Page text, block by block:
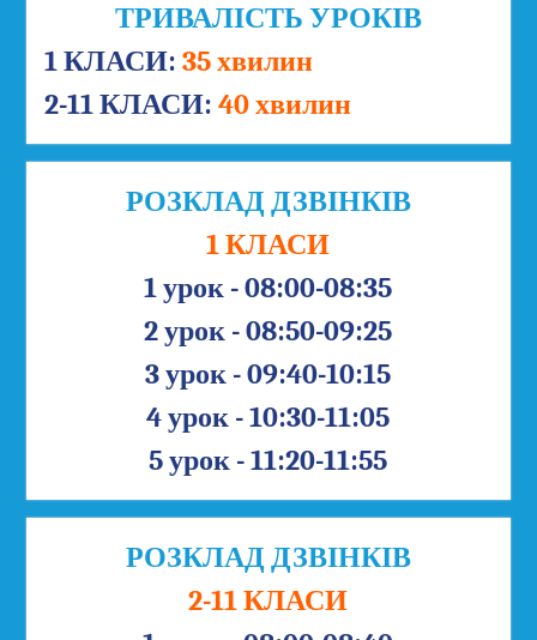
ТРИВАЛІСТЬ УРОКІВ
1 КЛАСИ: 35 хвилин
2-11 КЛАСИ: 40 хвилин
РОЗКЛАД ДЗВІНКІВ
1 КЛАСИ
1 урок - 08:00-08:35
2 урок - 08:50-09:25
3 урок - 09:40-10:15
4 урок - 10:30-11:05
5 урок - 11:20-11:55
РОЗКЛАД ДЗВІНКІВ
2-11 КЛАСИ